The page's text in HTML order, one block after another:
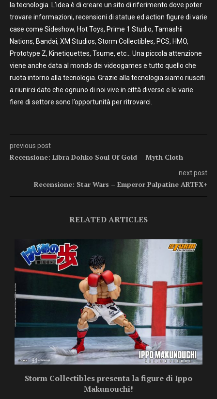
la tecnologia. L’idea è di creare un sito di riferimento dove poter
trovare informazioni, recensioni di statue ed action figure di varie
case come Sideshow, Hot Toys, Prime 1 Studio, Tamashii
Nations, Bandai, XM Studios, Storm Collectibles, PCS, HMO,
Prototype Z, Kinetiquettes, Tsume, etc… Una piccola attenzione
viene anche data al mondo dei videogames e tutto quello che
ruota intorno alla tecnologia. Grazie alla tecnologia siamo riusciti
a riunirci dato che ognuno di noi vive in città diverse e le varie
fiere di settore sono l’opportunità per ritrovarci.
previous post
Recensione: Libra Dohko Soul Of Gold – Myth Cloth
next post
Recensione: Star Wars – Emperor Palpatine ARTFX+
RELATED ARTICLES
Storm Collectibles presenta la figure di Ippo
Makunouchi!